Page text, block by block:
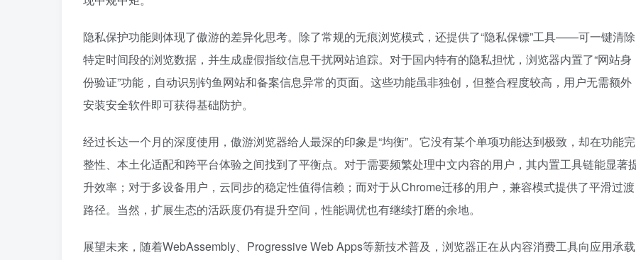
隐私保护功能则体现了傲游的差异化思考。除了常规的无痕浏览模式，还提供了“隐私保镖”工具——可一键清除
特定时间段的浏览数据，并生成虚假指纹信息干扰网站追踪。对于国内特有的隐私担忧，浏览器内置了“网站身
份验证”功能，自动识别钓鱼网站和备案信息异常的页面。这些功能虽非独创，但整合程度较高，用户无需额外
安装安全软件即可获得基础防护。
经过长达一个月的深度使用，傲游浏览器给人最深的印象是“均衡”。它没有某个单项功能达到极致，却在功能完
整性、本土化适配和跨平台体验之间找到了平衡点。对于需要频繁处理中文内容的用户，其内置工具链能显著
升效率；对于多设备用户，云同步的稳定性值得信赖；而对于从Chrome迁移的用户，兼容模式提供了平滑过渡
路径。当然，扩展生态的活跃度仍有提升空间，性能调优也有继续打磨的余地。
展望未来，随着WebAssembly、Progressive Web Apps等新技术普及，浏览器正在从内容消费工具向应用承载